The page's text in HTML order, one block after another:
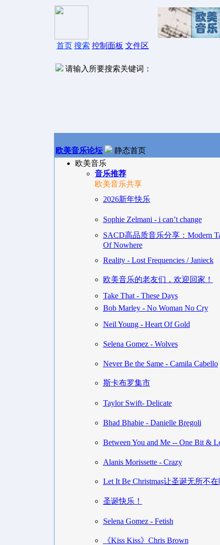
首页 搜索 控制面板 文件区
请输入所要搜索关键词：
欧美音乐论坛
静态首页
欧美音乐
音乐推荐
欧美音乐共享
2026新年快乐
Sophie Zelmani - i can’t change
SACD高品质音乐分享：Modern
Of Nowhere
Reality - Lost Frequencies / Janieck
欧美音乐的老友们，欢迎回家！
Take That - These Days
Bob Marley - No Woman No Cry
Neil Young - Heart Of Gold
Selena Gomez - Wolves
Never Be the Same - Camila Cabello
斯卡布罗集市
Taylor Swift- Delicate
Bhad Bhabie - Danielle Bregoli
Between You and Me -- One Bit &
Alanis Morissette - Crazy
Let It Be Christmas让圣诞无所不
圣诞快乐！
Selena Gomez - Fetish
《Kiss Kiss》Chris Brown